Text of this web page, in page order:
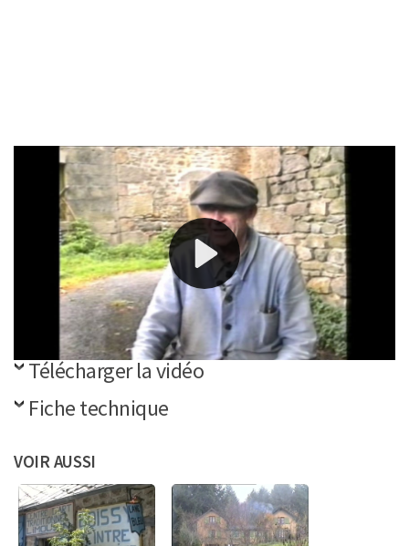
A l’occasion de la sortie de son ouvrage « Le temps des
vérités », rencontre à son domicile avec l’auteur
corrézien. Il évoque son rapport à la terre, sa vision de
la société actuelle.
Références
Télécharger la vidéo
Fiche technique
VOIR AUSSI